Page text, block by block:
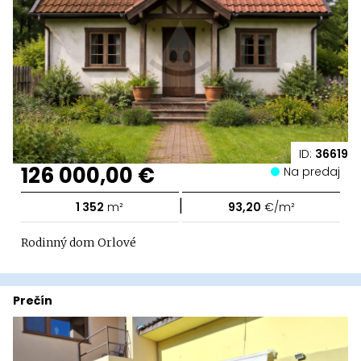
ID: 36619
126 000,00 € Na predaj
1 352 m² | 93,20 €/m²
Rodinný dom Orlové
Prečín